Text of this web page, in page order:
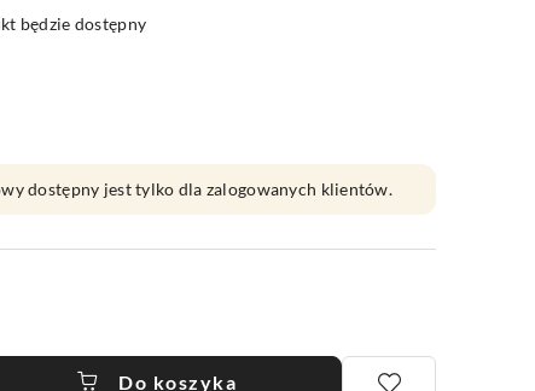
będzie dostępny
dostępny jest tylko dla zalogowanych klientów.
Do koszyka